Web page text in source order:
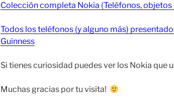
Colección completa Nokia (Teléfonos, objetos
Todos los teléfonos (y alguno más)
Guinness
Si tienes curiosidad puedes ver los Nokia que
Muchas gracias por tu visita!